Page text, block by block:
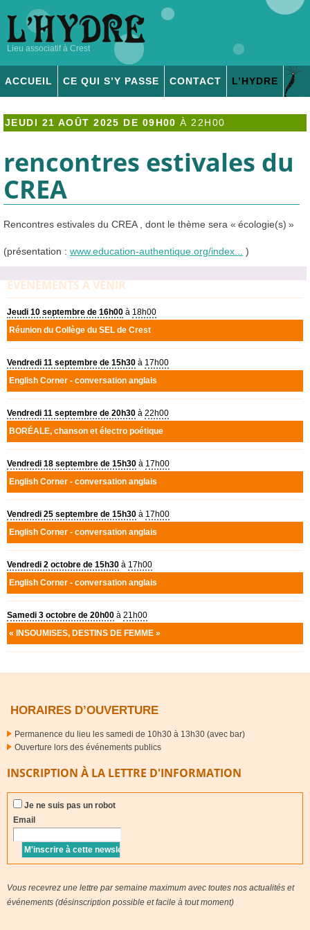
Lieu associatif à Crest
ACCUEIL CE QUI S’Y PASSE CONTACT L’HYDRE
ADHÉSION & DONS
JEUDI 21 AOÛT 2025 DE 09H00 À 22H00
rencontres estivales du
CREA
Rencontres estivales du CREA, dont le thème sera « écologie(s) »
(présentation : www.education-authentique.org/index... )
EVÈNEMENTS À VENIR
Jeudi 10 septembre de 16h00 à 18h00
Réunion du Collège du SEL de Crest
Vendredi 11 septembre de 15h30 à 17h00
English Corner - conversation anglais
Vendredi 11 septembre de 20h30 à 22h00
BORÉALE, chanson et électro poétique
Vendredi 18 septembre de 15h30 à 17h00
English Corner - conversation anglais
Vendredi 25 septembre de 15h30 à 17h00
English Corner - conversation anglais
Vendredi 2 octobre de 15h30 à 17h00
English Corner - conversation anglais
Samedi 3 octobre de 20h00 à 21h00
« INSOUMISES, DESTINS DE FEMME »
HORAIRES D’OUVERTURE
Permanence du lieu les samedi de 10h30 à 13h30 (avec bar)
Ouverture lors des événements publics
INSCRIPTION À LA LETTRE D'INFORMATION
Je ne suis pas un robot
Email
Vous recevrez une lettre par semaine maximum avec toutes nos actualités et
événements (désinscription possible et facile à tout moment)